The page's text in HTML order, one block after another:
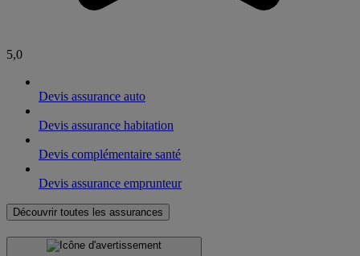
5,0
Devis assurance auto
Devis assurance habitation
Devis complémentaire santé
Devis assurance emprunteur
Découvrir toutes les assurances